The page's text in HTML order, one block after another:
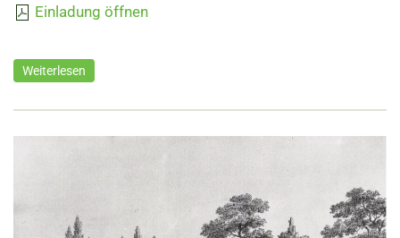
Einladung öffnen
Weiterlesen